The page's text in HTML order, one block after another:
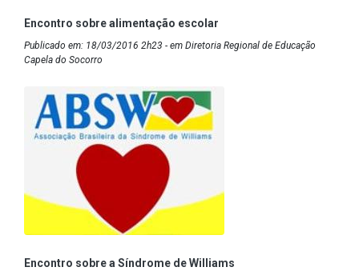
Encontro sobre alimentação escolar
Publicado em: 18/03/2016 2h23 - em Diretoria Regional de Educação
Capela do Socorro
Encontro sobre a Síndrome de Williams